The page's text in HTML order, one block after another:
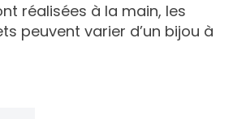
réalisées à la main, les
peuvent varier d’un bijou à